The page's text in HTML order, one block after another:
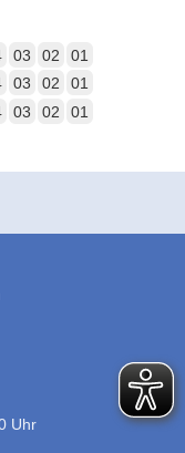
03 02 01
03 02 01
03 02
01
Uhr